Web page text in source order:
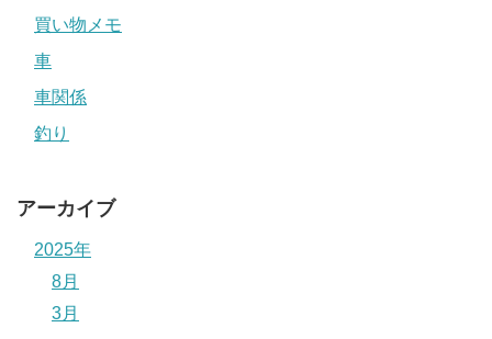
買い物メモ
車
車関係
釣り
アーカイブ
2025年
8月
3月